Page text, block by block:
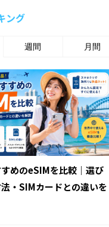
ング
週間 月間
めのeSIMを比較｜選び
・SIMカードとの違いを